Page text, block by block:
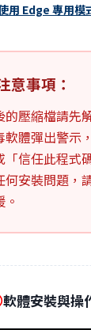
用 Edge 專用模
意事項：
的壓縮檔請先
軟體彈出警示
「信任此程式
何安裝問題，
軟體安裝與操